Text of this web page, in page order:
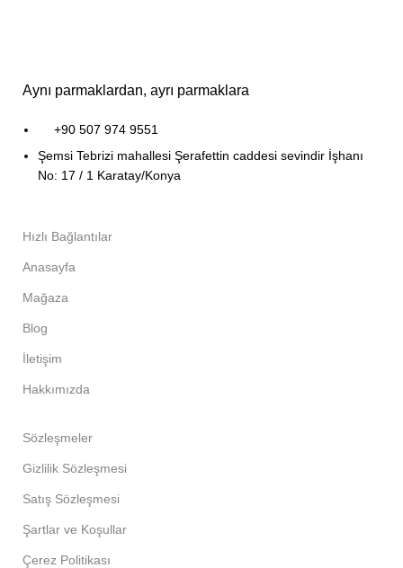
Aynı parmaklardan, ayrı parmaklara
+90 507 974 9551
Şemsi Tebrizi mahallesi Şerafettin caddesi sevindir İşhanı
No: 17 / 1 Karatay/Konya
Hızlı Bağlantılar
Anasayfa
Mağaza
Blog
İletişim
Hakkımızda
Sözleşmeler
Gizlilik Sözleşmesi
Satış Sözleşmesi
Şartlar ve Koşullar
Çerez Politikası